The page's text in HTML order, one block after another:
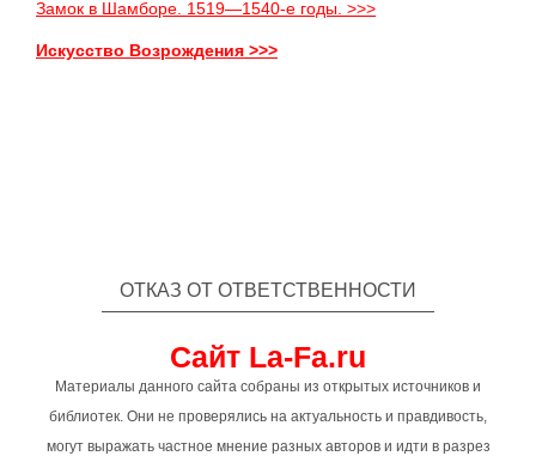
Замок в Шамборе. 1519—1540-е годы. >>>
Искусство Возрождения >>>
ОТКАЗ ОТ ОТВЕТСТВЕННОСТИ
Сайт La-Fa.ru
Материалы данного сайта собраны из открытых источников и
библиотек. Они не проверялись на актуальность и правдивость,
могут выражать частное мнение разных авторов и идти в разрез